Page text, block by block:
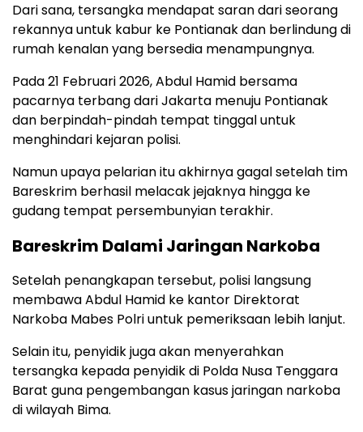
Dari sana, tersangka mendapat saran dari seorang
rekannya untuk kabur ke Pontianak dan berlindung di
rumah kenalan yang bersedia menampungnya.
Pada 21 Februari 2026, Abdul Hamid bersama
pacarnya terbang dari Jakarta menuju Pontianak
dan berpindah-pindah tempat tinggal untuk
menghindari kejaran polisi.
Namun upaya pelarian itu akhirnya gagal setelah tim
Bareskrim berhasil melacak jejaknya hingga ke
gudang tempat persembunyian terakhir.
Bareskrim Dalami Jaringan Narkoba
Setelah penangkapan tersebut, polisi langsung
membawa Abdul Hamid ke kantor Direktorat
Narkoba Mabes Polri untuk pemeriksaan lebih lanjut.
Selain itu, penyidik juga akan menyerahkan
tersangka kepada penyidik di Polda Nusa Tenggara
Barat guna pengembangan kasus jaringan narkoba
di wilayah Bima.